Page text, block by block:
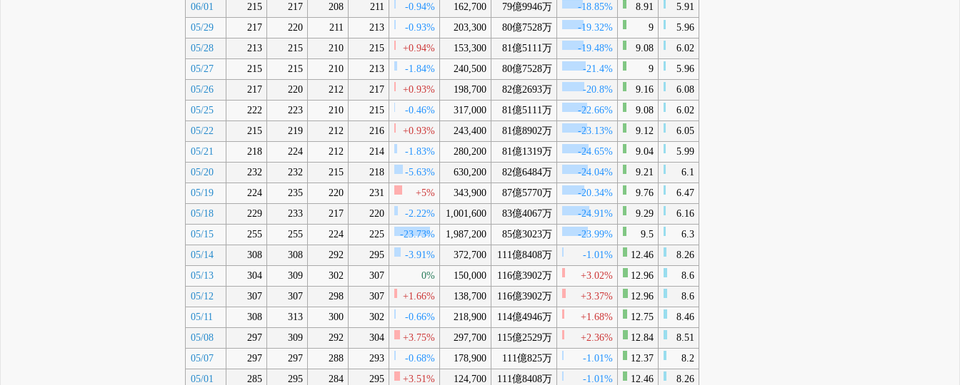
06/01
215 217 208 211 -0.94% 162,700 79億9946万 -18.85% 8.91
5.91
05/29
217 220 211 213 -0.93% 203,300 80億7528万 -19.32% 9
5.96
05/28
213 215 210 215 +0.94% 153,300 81億5111万 -19.48% 9.08
6.02
05/27
215 215 210 213 -1.84% 240,500 80億7528万 -21.4% 9
5.96
05/26
217 220 212 217 +0.93% 198,700 82億2693万 -20.8% 9.16
6.08
05/25
222 223 210 215 -0.46% 317,000 81億5111万 -22.66% 9.08
6.02
05/22
215 219 212 216 +0.93% 243,400 81億8902万 -23.13% 9.12
6.05
05/21
218 224 212 214 -1.83% 280,200 81億1319万 -24.65% 9.04
5.99
05/20
232 232 215 218 -5.63% 630,200 82億6484万 -24.04% 9.21
6.1
05/19
224 235 220 231 +5% 343,900 87億5770万 -20.34% 9.76
6.47
05/18
229 233 217 220 -2.22% 1,001,600 83億4067万 -24.91% 9.29
6.16
05/15
255 255 224 225 -23.73% 1,987,200 85億3023万 -23.99% 9.5
6.3
05/14
308 308 292 295 -3.91% 372,700 111億8408万 -1.01% 12.46
8.26
05/13
304 309 302 307 0% 150,000 116億3902万 +3.02% 12.96
8.6
05/12
307 307 298 307 +1.66% 138,700 116億3902万 +3.37% 12.96
8.6
05/11
308 313 300 302 -0.66% 218,900 114億4946万 +1.68% 12.75
8.46
05/08
297 309 292 304 +3.75% 297,700 115億2529万 +2.36% 12.84
8.51
05/07
297 297 288 293 -0.68% 178,900 111億825万 -1.01% 12.37
8.2
05/01
285 295 284 295 +3.51% 124,700 111億8408万 -1.01% 12.46
8.26